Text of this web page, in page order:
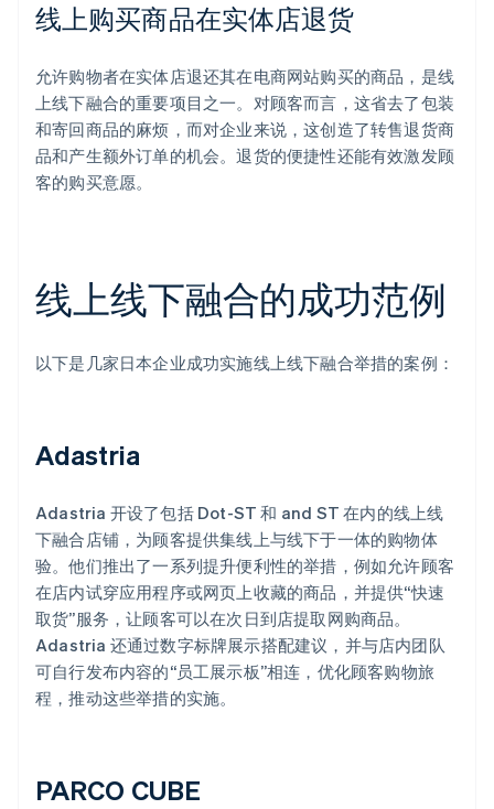
线上购买商品在实体店退货
允许购物者在实体店退还其在电商网站购买的商品，是线
上线下融合的重要项目之一。对顾客而言，这省去了包装
和寄回商品的麻烦，而对企业来说，这创造了转售退货商
品和产生额外订单的机会。退货的便捷性还能有效激发顾
客的购买意愿。
线上线下融合的成功范例
以下是几家日本企业成功实施线上线下融合举措的案例：
Adastria
Adastria 开设了包括 Dot-ST 和 and ST 在内的线上线
下融合店铺，为顾客提供集线上与线下于一体的购物体
验。他们推出了一系列提升便利性的举措，例如允许顾客
在店内试穿应用程序或网页上收藏的商品，并提供“快速
取货”服务，让顾客可以在次日到店提取网购商品。
Adastria 还通过数字标牌展示搭配建议，并与店内团队
可自行发布内容的“员工展示板”相连，优化顾客购物旅
程，推动这些举措的实施。
PARCO CUBE